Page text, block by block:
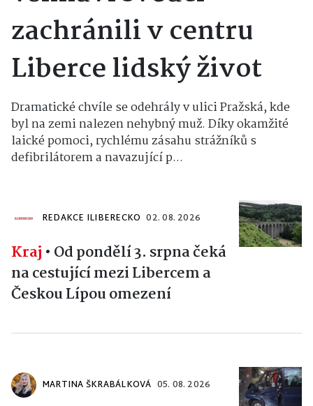
zachránili v centru
Liberce lidský život
Dramatické chvíle se odehrály v ulici Pražská, kde
byl na zemi nalezen nehybný muž. Díky okamžité
laické pomoci, rychlému zásahu strážníků s
defibrilátorem a navazující p...
REDAKCE ILIBERECKO 02. 08. 2026
Kraj • Od pondělí 3. srpna čeká
na cestující mezi Libercem a
Českou Lípou omezení
MARTINA ŠKRABÁLKOVÁ 05. 08. 2026